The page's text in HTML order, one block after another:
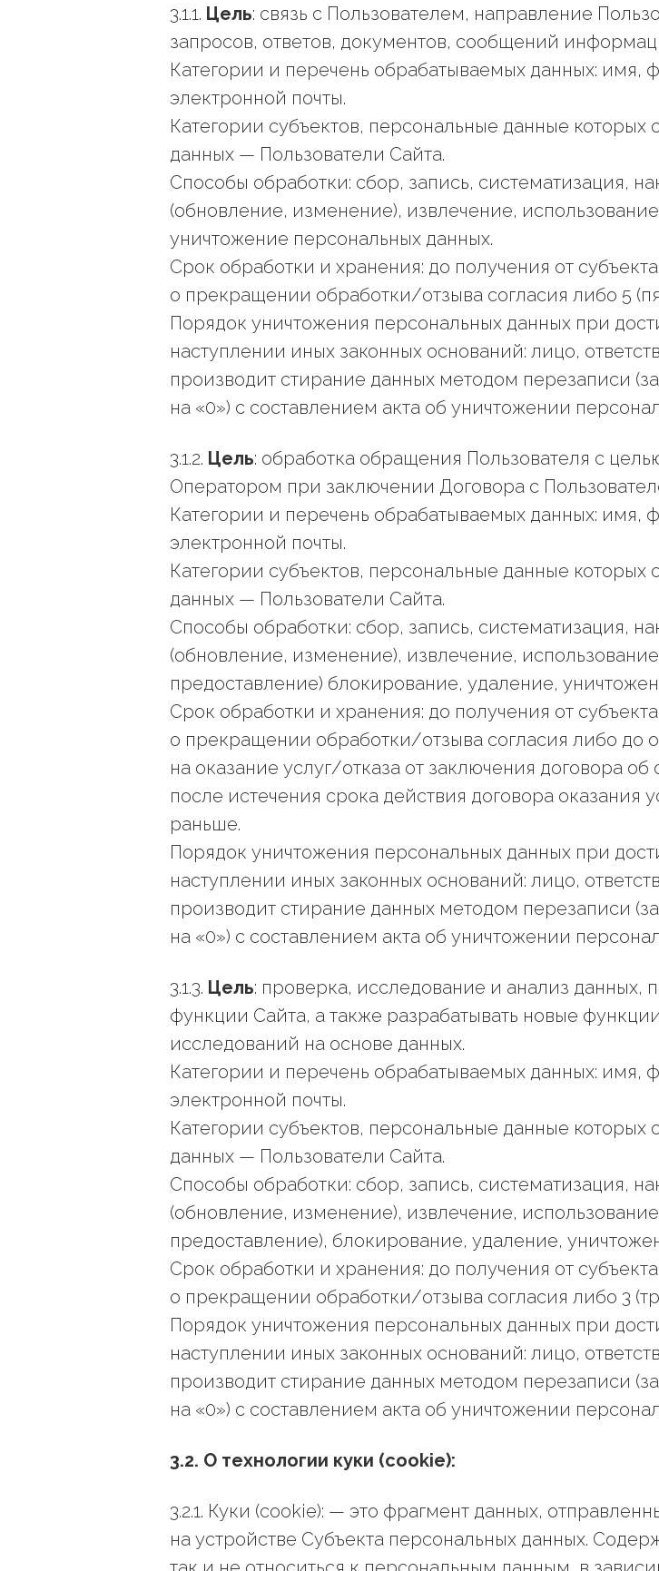
3.1.1. Цель: связь с Пользователем, направление
запросов, ответов, документов, сообщений
Категории и перечень обрабатываемых данных: имя,
электронной почты.
Категории субъектов, персональные данные которых
данных — Пользователи Сайта.
Способы обработки: сбор, запись, систематизация,
(обновление, изменение), извлечение,
уничтожение персональных данных.
Срок обработки и хранения: до получения от
о прекращении обработки/отзыва согласия либо 5
Порядок уничтожения персональных данных при
наступлении иных законных оснований: лицо,
производит стирание данных методом перезаписи
на «0») с составлением акта об уничтожении
3.1.2. Цель: обработка обращения Пользователя с
Оператором при заключении Договора с
Категории и перечень обрабатываемых данных: имя,
электронной почты.
Категории субъектов, персональные данные которых
данных — Пользователи Сайта.
Способы обработки: сбор, запись, систематизация,
(обновление, изменение), извлечение,
предоставление) блокирование, удаление,
Срок обработки и хранения: до получения от
о прекращении обработки/отзыва согласия либо до
на оказание услуг/отказа от заключения договора
после истечения срока действия договора оказания
раньше.
Порядок уничтожения персональных данных при
наступлении иных законных оснований: лицо,
производит стирание данных методом перезаписи
на «0») с составлением акта об уничтожении
3.1.3. Цель: проверка, исследование и анализ
функции Сайта, а также разрабатывать новые
исследований на основе данных.
Категории и перечень обрабатываемых данных: имя,
электронной почты.
Категории субъектов, персональные данные которых
данных — Пользователи Сайта.
Способы обработки: сбор, запись, систематизация,
(обновление, изменение), извлечение,
предоставление), блокирование, удаление,
Срок обработки и хранения: до получения от
о прекращении обработки/отзыва согласия либо 3
Порядок уничтожения персональных данных при
наступлении иных законных оснований: лицо,
производит стирание данных методом перезаписи
на «0») с составлением акта об уничтожении
3.2. О технологии куки (cookie):
3.2.1. Куки (cookie): — это фрагмент данных,
на устройстве Субъекта персональных данных.